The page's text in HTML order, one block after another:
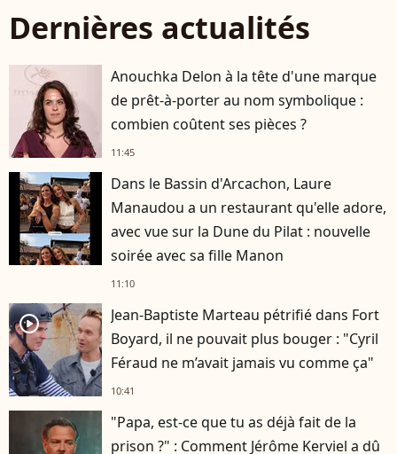
Dernières actualités
Anouchka Delon à la tête d'une marque
de prêt-à-porter au nom symbolique :
combien coûtent ses pièces ?
11:45
Dans le Bassin d'Arcachon, Laure
Manaudou a un restaurant qu'elle adore,
avec vue sur la Dune du Pilat : nouvelle
soirée avec sa fille Manon
11:10
player2
Jean-Baptiste Marteau pétrifié dans Fort
Boyard, il ne pouvait plus bouger : "Cyril
Féraud ne m’avait jamais vu comme ça"
10:41
"Papa, est-ce que tu as déjà fait de la
prison ?" : Comment Jérôme Kerviel a dû